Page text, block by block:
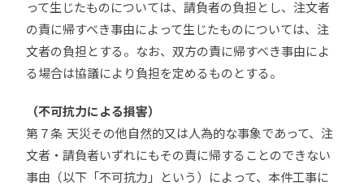
って生じたものについては、請負者の負担とし、注文者
の責に帰すべき事由によって生じたものについては、注
文者の負担とする。なお、双方の責に帰すべき事由によ
る場合は協議により負担を定めるものとする。
（不可抗力による損害）
第７条 天災その他自然的又は人為的な事象であって、注
文者・請負者いずれにもその責に帰することのできない
事由（以下「不可抗力」という）によって、本件工事に